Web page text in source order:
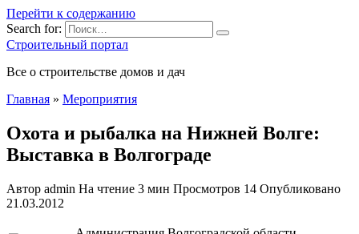
Перейти к содержанию
Search for:
Строительный портал
Все о строительстве домов и дач
Главная » Мероприятия
Охота и рыбалка на Нижней Волге:
Выставка в Волгограде
Автор admin На чтение 3 мин Просмотров 14 Опубликовано
21.03.2012